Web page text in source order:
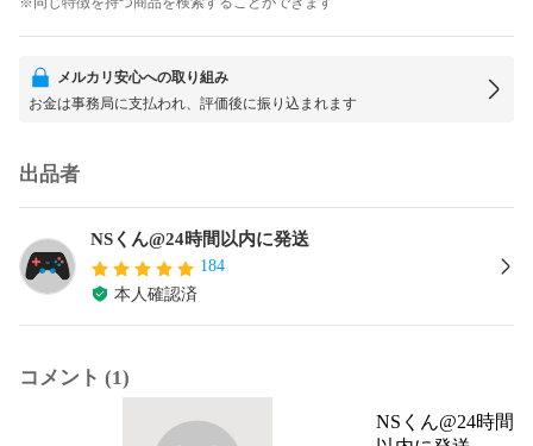
メルカリ安心への取り組み
お金は事務局に支払われ、評価後に振り込まれます
出品者
NSくん@24時間以内に発送
184
本人確認済
コメント (1)
NSくん@24時間